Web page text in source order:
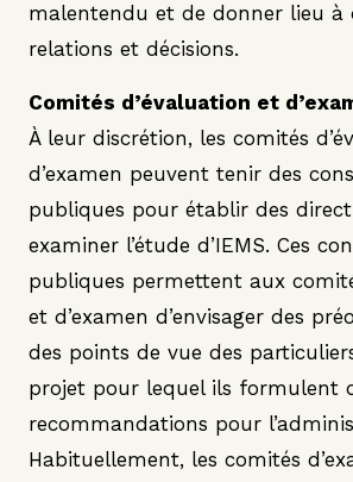
malentendu et de donner lieu à
relations et décisions.
Comités d’évaluation et
À leur discrétion, les comités
d’examen peuvent tenir des
publiques pour établir des
examiner l’étude d’IEMS. Ces
publiques permettent aux
et d’examen d’envisager des
des points de vue des
projet pour lequel ils formulent
recommandations pour
Habituellement, les comités